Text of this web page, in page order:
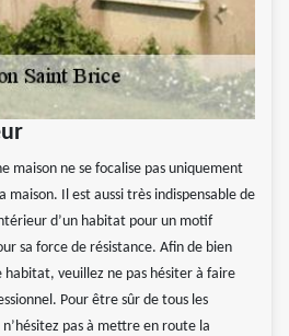
maison ne se focalise pas uniquement
Il est aussi très indispensable de
d’un habitat pour un motif
sa force de résistance. Afin de bien
veuillez ne pas hésiter à faire
Pour être sûr de tous les
pas à mettre en route la